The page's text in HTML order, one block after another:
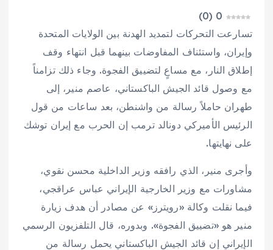
0
(
0
)
تسارعت التحركات لتمديد الهدنة بين الولايات المتحدة
وإيران، واستئناف المفاوضات بينهما قبل انتهاء وقف
إطلاق النار، مع مساعٍ لتضييق الفجوة. وجاء ذلك تزامناً
مع وصول قائد الجيش الباكستاني، عاصم منير، إلى
طهران حاملاً رسالة من واشنطن، بعد ساعات من قول
الرئيس الأميركي دونالد ترمب إن الحرب مع إيران توشك
على نهايتها.
وأجرى منير، الذي رافقه وزير الداخلية محسن نقوي،
مشاورات مع وزير الخارجية الإيراني عباس عراقجي،
فيما نقلت وكالة «رويترز» عن مصادر أن هدف زيارة
منير هو «تضييق الفجوة». وبدوره، قال التلفزيون الرسمي
الإيراني إن قائد الجيش الباكستاني يحمل رسالة من